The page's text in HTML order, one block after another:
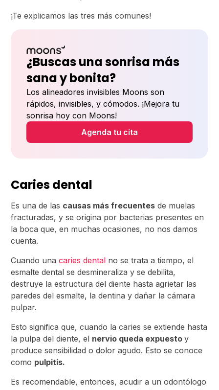
¡Te explicamos las tres más comunes!
¿Buscas una sonrisa más
sana y bonita?
Los alineadores invisibles Moons son
rápidos, invisibles, y cómodos. ¡Mejora tu
sonrisa hoy con Moons!
Agenda tu cita
Caries dental
Es una de las causas más frecuentes de muelas
fracturadas, y se origina por bacterias presentes en
la boca que, en muchas ocasiones, no nos damos
cuenta.
Cuando unacaries dental no se trata a tiempo, el
esmalte dental se desmineraliza y se debilita,
destruye la estructura del diente hasta agrietar las
paredes del esmalte, la dentina y dañar la cámara
pulpar.
Esto significa que, cuando la caries se extiende hasta
la pulpa del diente, el nervio queda expuestoy
produce sensibilidad o dolor agudo. Esto se conoce
como pulpitis.
Es recomendable, entonces, acudir a un odontólogo